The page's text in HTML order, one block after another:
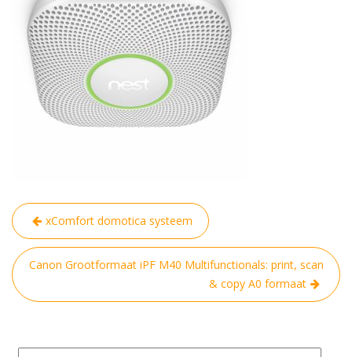
Bericht
navigatie
xComfort domotica systeem
Canon Grootformaat iPF M40 Multifunctionals: print, scan
& copy A0 formaat